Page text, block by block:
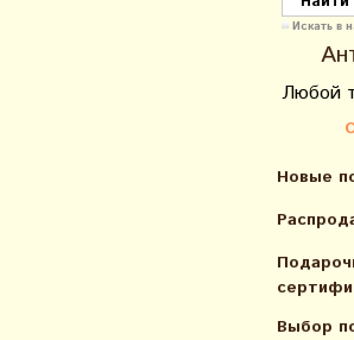
Искать в
Любой
Новые
Выбор